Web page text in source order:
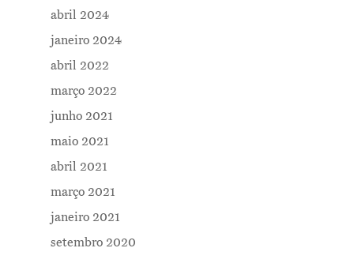
abril 2024
janeiro 2024
abril 2022
março 2022
junho 2021
maio 2021
abril 2021
março 2021
janeiro 2021
setembro 2020